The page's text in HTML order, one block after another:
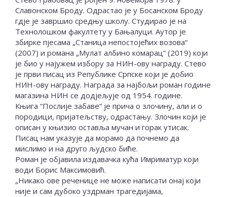
Славонском Броду. Одрастао је у Босанском Броду
гдје је завршио средњу школу. Студирао је на
Технолошком факултету у Бањалуци. Аутор је
збирке пјесама „Станица непостојећих возова“
(2007) и романа „Мулат албино комарац“ (2019) који
је био у најужем избору за НИН-ову награду. Стево
је први писац из Републике Српске који је добио
НИН-ову награду. Награда за најбољи роман године
магазина НИН се додјељује од 1954. године.
Књига “Послије забаве“ је прича о злочину, али и о
породици, пријатељству, одрастању. Злочин који је
описан у књизио оставља мучан и горак утисак.
Писац нам указује да морамо да почнемо да
мислимо и на друго људско биће.
Роман је објавила издавачка кућа Имриматур који
води Борис Максимовић.
„Никако ове реченице не може написати онај који
није и сам дубоко уздрман трагедијама,